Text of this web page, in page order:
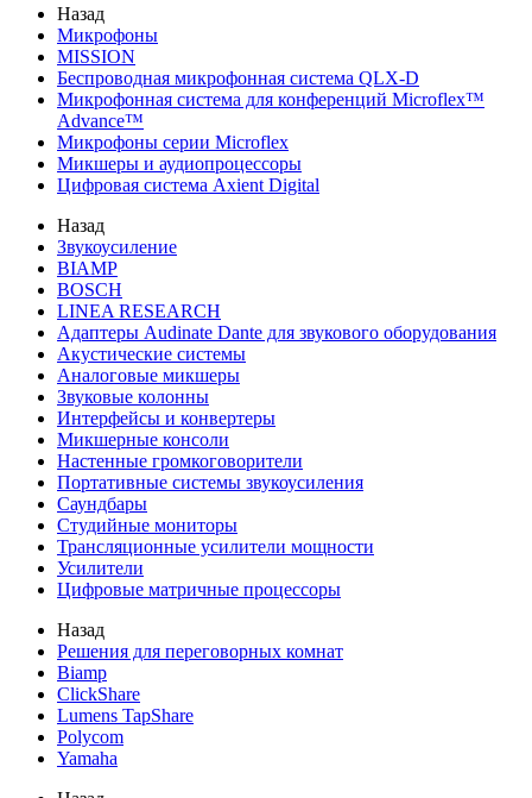
Назад
Микрофоны
MISSION
Беспроводная микрофонная система QLX-D
Микрофонная система для конференций Microflex™
Advance™
Микрофоны серии Microflex
Микшеры и аудиопроцессоры
Цифровая система Axient Digital
Назад
Звукоусиление
BIAMP
BOSCH
LINEA RESEARCH
Адаптеры Audinate Dante для звукового оборудования
Акустические системы
Аналоговые микшеры
Звуковые колонны
Интерфейсы и конвертеры
Микшерные консоли
Настенные громкоговорители
Портативные системы звукоусиления
Саундбары
Студийные мониторы
Трансляционные усилители мощности
Усилители
Цифровые матричные процессоры
Назад
Решения для переговорных комнат
Biamp
ClickShare
Lumens TapShare
Polycom
Yamaha